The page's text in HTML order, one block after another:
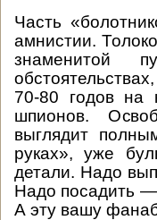
Часть
амнистии.
знаменитой
70-80 годов на
шпионов.
выглядит
руках», уже
детали. Надо
Надо посадить —
А эту вашу